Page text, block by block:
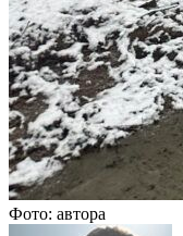
Фото: автора